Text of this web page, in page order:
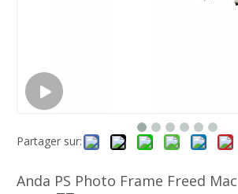
Partager sur:
Anda PS Photo Frame Freed